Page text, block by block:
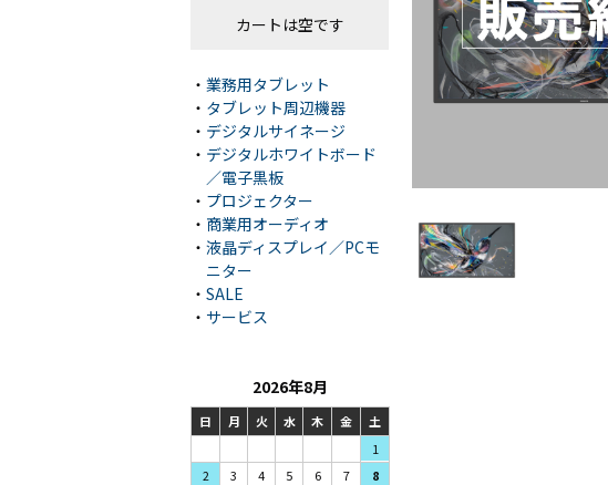
カートは空です
・ 業務用タブレット
・ タブレット周辺機器
・ デジタルサイネージ
・ デジタルホワイトボード
／電子黒板
・ プロジェクター
・ 商業用オーディオ
・ 液晶ディスプレイ／PCモ
ニター
・ SALE
・ サービス
2026年8月
日 月 火 水 木 金
土
1
2
3 4 5 6 7
8